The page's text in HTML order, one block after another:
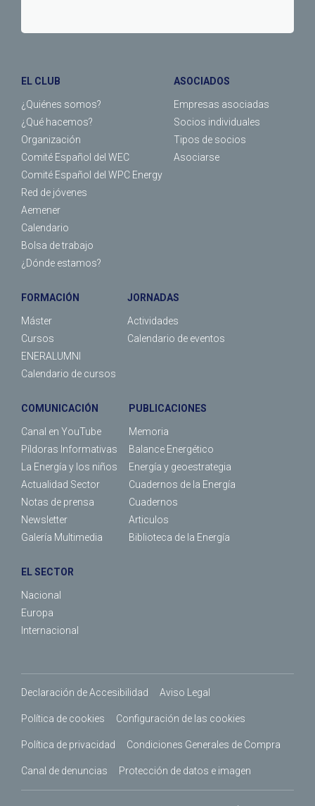
EL CLUB
¿Quiénes somos?
¿Qué hacemos?
Organización
Comité Español del WEC
Comité Español del WPC Energy
Red de jóvenes
Aemener
Calendario
Bolsa de trabajo
¿Dónde estamos?
ASOCIADOS
Empresas asociadas
Socios individuales
Tipos de socios
Asociarse
FORMACIÓN
Máster
Cursos
ENERALUMNI
Calendario de cursos
JORNADAS
Actividades
Calendario de eventos
COMUNICACIÓN
Canal en YouTube
Píldoras Informativas
La Energía y los niños
Actualidad Sector
Notas de prensa
Newsletter
Galería Multimedia
PUBLICACIONES
Memoria
Balance Energético
Energía y geoestrategia
Cuadernos de la Energía
Cuadernos
Articulos
Biblioteca de la Energía
EL SECTOR
Nacional
Europa
Internacional
Declaración de Accesibilidad Aviso Legal
Política de cookies Configuración de las cookies
Política de privacidad Condiciones Generales de Compra
Canal de denuncias Protección de datos e imagen